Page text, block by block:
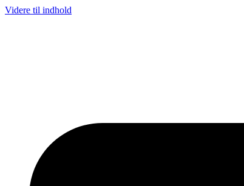
Videre til indhold